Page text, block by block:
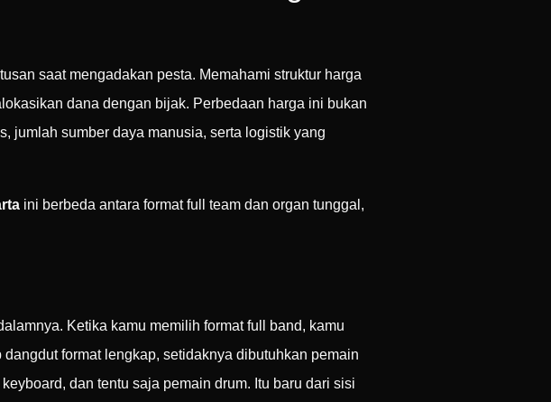
saat mengadakan pesta. Memahami struktur harga
dana dengan bijak. Perbedaan harga ini bukan
jumlah sumber daya manusia, serta logistik yang
ini berbeda antara format full team dan organ tunggal,
Ketika kamu memilih format full band, kamu
format lengkap, setidaknya dibutuhkan pemain
dan tentu saja pemain drum. Itu baru dari sisi